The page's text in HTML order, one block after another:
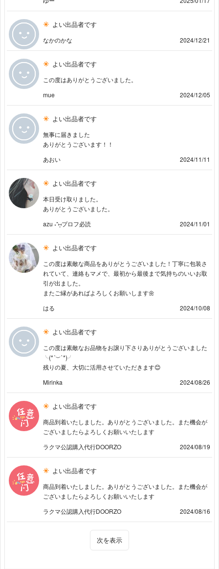
よい出品者です
なかのかな 2024/12/21
よい出品者です
この度はありがとうございました。
mue
2024/12/05
よい出品者です
無事に届きました
ありがとうございます！！
あおい
2024/11/11
よい出品者です
本日受け取りました。
ありがとうございました。
azu ˖⁺⑅̥プロフ必読
2024/11/01
よい出品者です
この度は素敵な商品をありがとうございました！丁寧に包装さ
れていて、連絡もマメで、最初から最後まで気持ちのいいお取
引が出ました。
またご縁があればよろしくお願いします🌼
はる
2024/10/08
よい出品者です
この度は素敵なお品物をお譲り下さりありがとうございました
╰(*´︶`*)╯
残りの夏、大切に活用させていただきます😊
Mirinka
2024/08/26
よい出品者です
商品到着いたしました。ありがとうございました。また機会が
ございましたらよろしくお願いいたします
ラクマ公認購入代行DOORZO
2024/08/19
よい出品者です
商品到着いたしました。ありがとうございました。また機会が
ございましたらよろしくお願いいたします
ラクマ公認購入代行DOORZO
2024/08/16
次を表示